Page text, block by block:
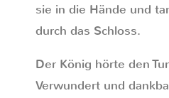
sie in die Hände und
durch das Schloss.
Der König hörte den
Verwundert und